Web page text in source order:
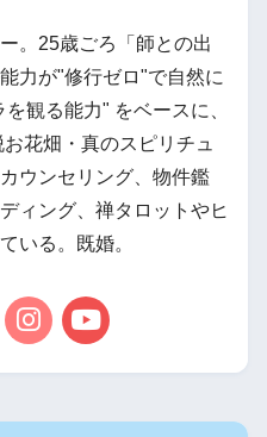
。25歳ごろ「師との出
力が"修行ゼロ"で自然に
観る能力" をベースに、
花畑・真のスピリチュ
ウンセリング、物件鑑
ィング、禅タロットやヒ
いる。既婚。